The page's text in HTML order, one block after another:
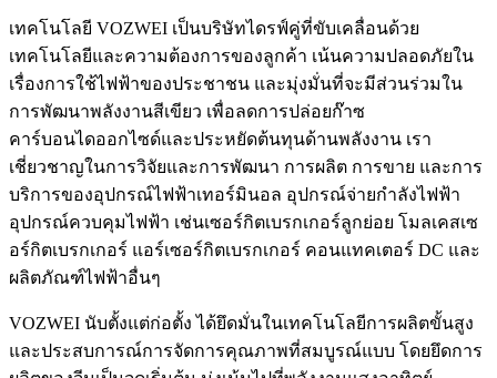
เทคโนโลยี VOZWEI เป็นบริษัทไดรฟ์คู่ที่ขับเคลื่อนด้วย
เทคโนโลยีและความต้องการของลูกค้า เน้นความปลอดภัยใน
เรื่องการใช้ไฟฟ้าของประชาชน และมุ่งมั่นที่จะมีส่วนร่วมใน
การพัฒนาพลังงานสีเขียว เพื่อลดการปล่อยก๊าซ
คาร์บอนไดออกไซด์และประหยัดต้นทุนด้านพลังงาน เรา
เชี่ยวชาญในการวิจัยและการพัฒนา การผลิต การขาย และการ
บริการของอุปกรณ์ไฟฟ้าเทอร์มินอล อุปกรณ์จ่ายกำลังไฟฟ้า
อุปกรณ์ควบคุมไฟฟ้า เช่นเซอร์กิตเบรกเกอร์ลูกย่อย โมลเคสเซ
อร์กิตเบรกเกอร์ แอร์เซอร์กิตเบรกเกอร์ คอนแทคเตอร์ DC และ
ผลิตภัณฑ์ไฟฟ้าอื่นๆ
VOZWEI นับตั้งแต่ก่อตั้ง ได้ยึดมั่นในเทคโนโลยีการผลิตขั้นสูง
และประสบการณ์การจัดการคุณภาพที่สมบูรณ์แบบ โดยยึดการ